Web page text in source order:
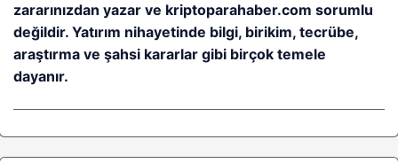
zararınızdan yazar ve kriptoparahaber.com sorumlu
değildir. Yatırım nihayetinde bilgi, birikim, tecrübe,
araştırma ve şahsi kararlar gibi birçok temele
dayanır.